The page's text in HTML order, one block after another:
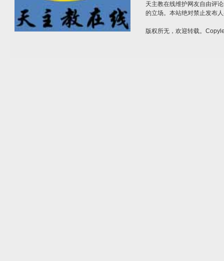
天主教在线维护网友自由评
的立场。本站绝对禁止发布
版权所无，欢迎转载。